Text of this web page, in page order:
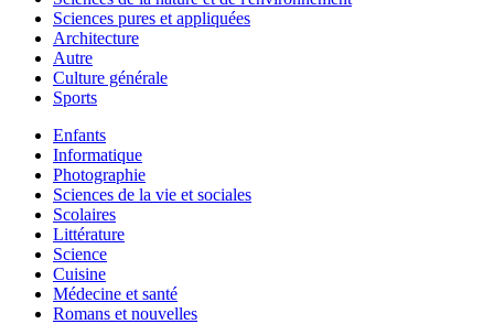
Sciences pures et appliquées
Architecture
Autre
Culture générale
Sports
Enfants
Informatique
Photographie
Sciences de la vie et sociales
Scolaires
Littérature
Science
Cuisine
Médecine et santé
Romans et nouvelles